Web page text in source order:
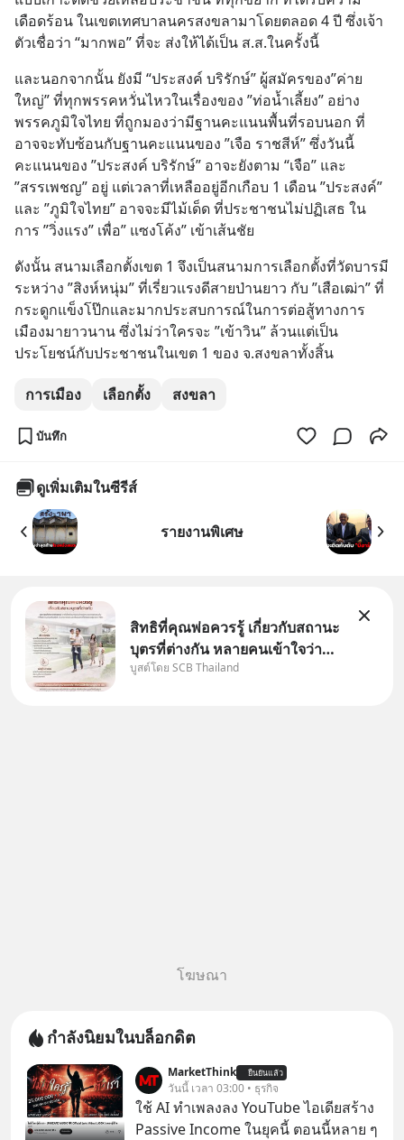
เดือดร้อน ในเขตเทศบาลนครสงขลามาโดยตลอด 4 ปี ซึ่งเจ้า
ตัวเชื่อว่า “มากพอ” ที่จะ ส่งให้ได้เป็น ส.ส.ในครั้งนี้
และนอกจากนั้น ยังมี “ประสงค์ บริรักษ์” ผู้สมัครของ”ค่าย
ใหญ่” ที่ทุกพรรคหวั่นไหวในเรื่องของ ”ท่อน้ำเลี้ยง” อย่าง
พรรคภูมิใจไทย ที่ถูกมองว่ามีฐานคะแนนพื้นที่รอบนอก ที่
อาจจะทับซ้อนกับฐานคะแนนของ ”เจือ ราชสีห์” ซึ่งวันนี้
คะแนนของ ”ประสงค์ บริรักษ์” อาจะยังตาม “เจือ” และ
”สรรเพชญ” อยู่ แต่เวลาที่เหลืออยู่อีกเกือบ 1 เดือน ”ประสงค์”
และ ”ภูมิใจไทย” อาจจะมีไม้เด็ด ที่ประชาชนไม่ปฏิเสธ ใน
การ ”วิ่งแรง” เพื่อ” แซงโค้ง” เข้าเส้นชัย
ดังนั้น สนามเลือกตั้งเขต 1 จึงเป็นสนามการเลือกตั้งที่วัดบารมี
ระหว่าง ”สิงห์หนุ่ม” ที่เรี่ยวแรงดีสายป่านยาว กับ ”เสือเฒ่า” ที่
กระดูกแข็งโป๊กและมากประสบการณ์ในการต่อสู้ทางการ
เมืองมายาวนาน ซึ่งไม่ว่าใครจะ ”เข้าวิน” ล้วนแต่เป็น
ประโยชน์กับประชาชนในเขต 1 ของ จ.สงขลาทั้งสิ้น
การเมือง เลือกตั้ง สงขลา
บันทึก
ดูเพิ่มเติมในซีรีส์
รายงานพิเศษ
สิทธิที่คุณพ่อควรรู้ เกี่ยวกับสถานะ
บุตรที่ต่างกัน หลายคนเข้าใจว่า
"เมื่อเป็นลูกของพ่อและแม่ ก็ย่อม
บูสต์โดย SCB Thailand
โฆษณา
กำลังนิยมในบล็อกดิต
MarketThink ยืนยันแล้ว
วันนี้ เวลา 03:00 • ธุรกิจ
ใช้ AI ทำเพลงลง YouTube ไอเดียสร้าง
Passive Income ในยุคนี้ ตอนนี้หลาย ๆ